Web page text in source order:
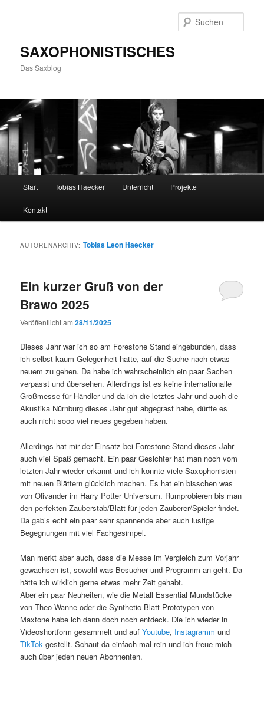
SAXOPHONISTISCHES
Das Saxblog
Start Tobias Haecker Unterricht Projekte
Kontakt
AUTORENARCHIV:Tobias Leon Haecker
Ein kurzer Gruß von der
Brawo 2025
Veröffentlicht am28/11/2025
Dieses Jahr war ich so am Forestone Stand eingebunden, dass
ich selbst kaum Gelegenheit hatte, auf die Suche nach etwas
neuem zu gehen. Da habe ich wahrscheinlich ein paar Sachen
verpasst und übersehen. Allerdings ist es keine internationalle
Großmesse für Händler und da ich die letztes Jahr und auch die
Akustika Nürnburg dieses Jahr gut abgegrast habe, dürfte es
auch nicht sooo viel neues gegeben haben.
Allerdings hat mir der Einsatz bei Forestone Stand dieses Jahr
auch viel Spaß gemacht. Ein paar Gesichter hat man noch vom
letzten Jahr wieder erkannt und ich konnte viele Saxophonisten
mit neuen Blättern glücklich machen. Es hat ein bisschen was
von Olivander im Harry Potter Universum. Rumprobieren bis man
den perfekten Zauberstab/Blatt für jeden Zauberer/Spieler findet.
Da gab’s echt ein paar sehr spannende aber auch lustige
Begegnungen mit viel Fachgesimpel.
Man merkt aber auch, dass die Messe im Vergleich zum Vorjahr
gewachsen ist, sowohl was Besucher und Programm an geht. Da
hätte ich wirklich gerne etwas mehr Zeit gehabt.
Aber ein paar Neuheiten, wie die Metall Essential Mundstücke
von Theo Wanne oder die Synthetic Blatt Prototypen von
Maxtone habe ich dann doch noch entdeck. Die ich wieder in
Videoshortform gesammelt und aufYoutube, Instagramm und
TikTokgestellt. Schaut da einfach mal rein und ich freue mich
auch über jeden neuen Abonnenten.